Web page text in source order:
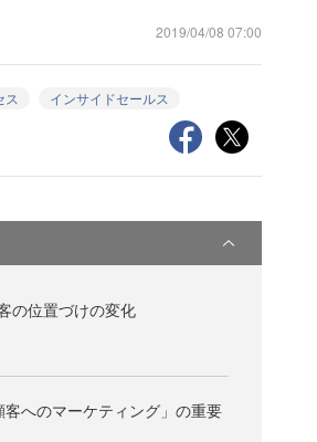
2019/04/08 07:00
ス インサイドセールス
の位置づけの変化
へのマーケティング」の重要